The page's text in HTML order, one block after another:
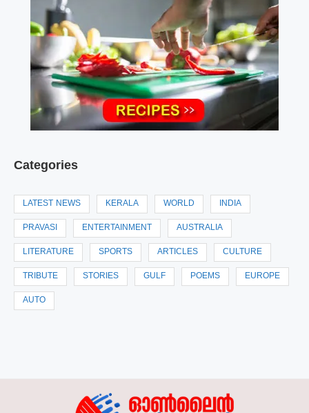
Categories
LATEST NEWS KERALA WORLD INDIA
PRAVASI ENTERTAINMENT AUSTRALIA
LITERATURE SPORTS ARTICLES CULTURE
TRIBUTE STORIES GULF POEMS EUROPE
AUTO